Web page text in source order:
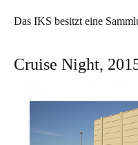
Das IKS besitzt eine
Cruise Night,